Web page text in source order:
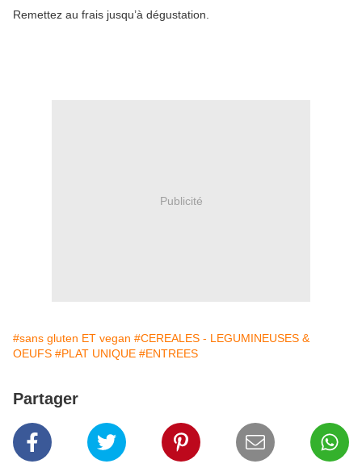
Remettez au frais jusqu’à dégustation.
Publicité
#sans gluten ET vegan #CEREALES - LEGUMINEUSES &
OEUFS #PLAT UNIQUE #ENTREES
Partager